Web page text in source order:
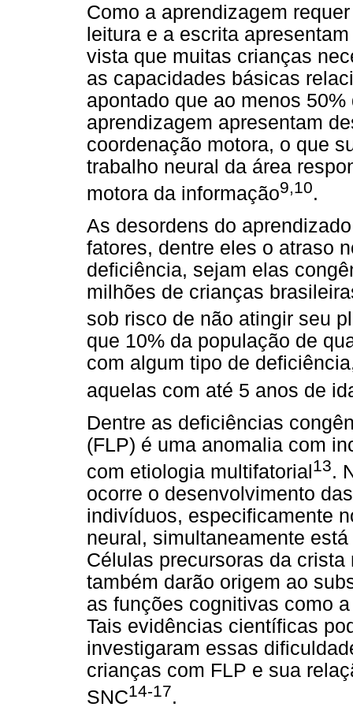
Como a aprendizagem
leitura e a escrita
vista que muitas crianças
as capacidades básicas
apontado que ao menos
aprendizagem apresentam
coordenação motora, o que
trabalho neural da área
motora da informação9,10.
As desordens do
fatores, dentre eles o atraso
deficiência, sejam elas
milhões de crianças
sob risco de não atingir seu
que 10% da população de
com algum tipo de
aquelas com até 5 anos de
Dentre as deficiências
(FLP) é uma anomalia com
com etiologia multifatorial 13.
ocorre o desenvolvimento
indivíduos, especificamente
neural, simultaneamente
Células precursoras da
também darão origem ao
as funções cognitivas como
Tais evidências científicas
investigaram essas
crianças com FLP e sua
SNC14-17.